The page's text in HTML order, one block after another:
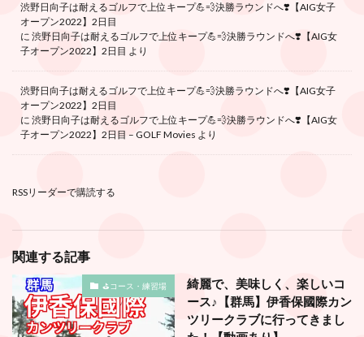
渋野日向子は耐えるゴルフで上位キープ💪💨決勝ラウンドへ❣️【AIG女子
オープン2022】2日目
に 渋野日向子は耐えるゴルフで上位キープ💪💨決勝ラウンドへ❣️【AIG女
子オープン2022】2日目 より
渋野日向子は耐えるゴルフで上位キープ💪💨決勝ラウンドへ❣️【AIG女子
オープン2022】2日目
に 渋野日向子は耐えるゴルフで上位キープ💪💨決勝ラウンドへ❣️【AIG女
子オープン2022】2日目 – GOLF Movies より
RSSリーダーで購読する
関連する記事
⛳️コース・練習場
綺麗で、美味しく、楽しいコ
ース♪【群馬】伊香保國際カン
ツリークラブに行ってきまし